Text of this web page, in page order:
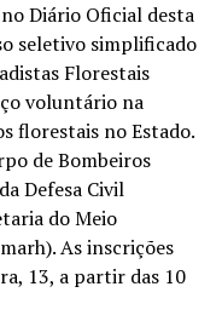
Diário Oficial desta
seletivo simplificado
Florestais
voluntário na
florestais no Estado.
de Bombeiros
Defesa Civil
do Meio
As inscrições
13, a partir das 10